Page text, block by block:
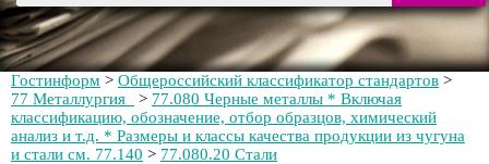
Гостинформ > Общероссийский классификатор стандартов >
77 Металлургия
> 77.080 Черные металлы * Включая
классификацию, обозначение, отбор образцов, химический
анализ и т.д. * Размеры и классы качества продукции из чугуна
и стали см. 77.140 > 77.080.20 Стали